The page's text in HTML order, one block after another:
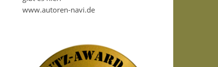
www.autoren-navi.de